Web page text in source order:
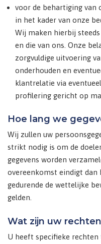
voor de behartiging van
in het kader van onze
Wij maken hierbij
en die van ons. Onze
zorgvuldige uitvoering
onderhouden en
klantrelatie via
profilering gericht op
Hoe lang we
Wij zullen uw
strikt nodig is om de
gegevens worden
overeenkomst eindigt dan
gedurende de wettelijke
gelden.
Wat zijn uw
U heeft specifieke